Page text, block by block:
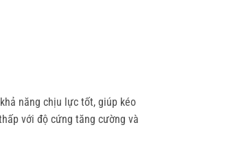
năng chịu lực tốt, giúp kéo
với độ cứng tăng cường và